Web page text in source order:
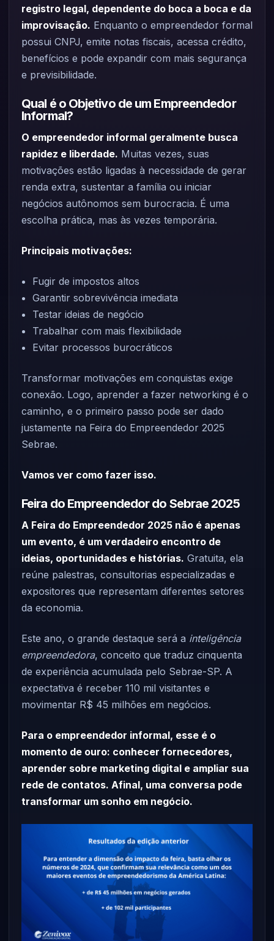
registro legal, dependente do boca a boca e da
improvisação. Enquanto o empreendedor formal
possui CNPJ, emite notas fiscais, acessa crédito,
benefícios e pode expandir com mais segurança
e previsibilidade.
Qual é o Objetivo de um Empreendedor
Informal?
O empreendedor informal geralmente busca
rapidez e liberdade. Muitas vezes, suas
motivações estão ligadas à necessidade de gerar
renda extra, sustentar a família ou iniciar
negócios autônomos sem burocracia. É uma
escolha prática, mas às vezes temporária.
Principais motivações:
Fugir de impostos altos
Garantir sobrevivência imediata
Testar ideias de negócio
Trabalhar com mais flexibilidade
Evitar processos burocráticos
Transformar motivações em conquistas exige
conexão. Logo, aprender a fazer networking é o
caminho, e o primeiro passo pode ser dado
justamente na Feira do Empreendedor 2025
Sebrae.
Vamos ver como fazer isso.
Feira do Empreendedor do Sebrae 2025
A Feira do Empreendedor 2025 não é apenas
um evento, é um verdadeiro encontro de
ideias, oportunidades e histórias. Gratuita, ela
reúne palestras, consultorias especializadas e
expositores que representam diferentes setores
da economia.
Este ano, o grande destaque será a inteligência
empreendedora, conceito que traduz cinquenta
de experiência acumulada pelo Sebrae-SP. A
expectativa é receber 110 mil visitantes e
movimentar R$ 45 milhões em negócios.
Para o empreendedor informal, esse é o
momento de ouro: conhecer fornecedores,
aprender sobre marketing digital e ampliar sua
rede de contatos. Afinal, uma conversa pode
transformar um sonho em negócio.